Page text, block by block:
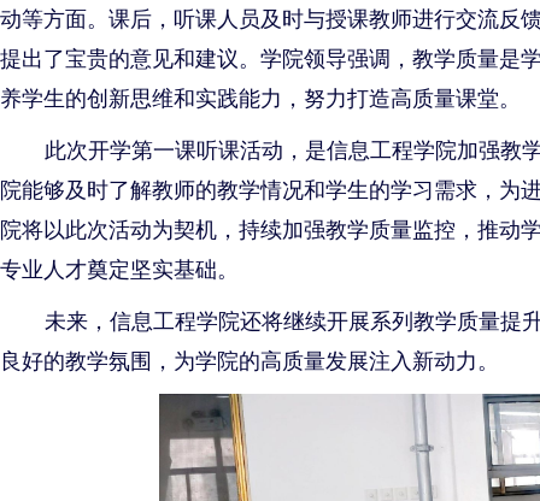
动等方面。课后，听课人员及时与授课教师进行交流反
提出了宝贵的意见和建议。学院领导强调，教学质量是
养学生的创新思维和实践能力，努力打造高质量课堂。
此次开学第一课听课活动，是信息工程学院加强教
院能够及时了解教师的教学情况和学生的学习需求，为
院将以此次活动为契机，持续加强教学质量监控，推动
专业人才奠定坚实基础。
未来，信息工程学院还将继续开展系列教学质量提
良好的教学氛围，为学院的高质量发展注入新动力。